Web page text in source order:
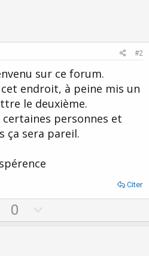
#2
sur ce forum.
endroit, à peine mis un
le deuxième.
personnes et
ça sera pareil.
Citer
p
0
o